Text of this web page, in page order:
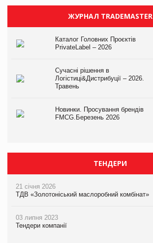
ЖУРНАЛ TRADEMASTER
Каталог Головних Проєктів
PrivateLabel – 2026
Сучасні рішення в
Логістиці&Дистрибуції – 2026.
Травень
Новинки. Просування брендів
FMCG.Березень 2026
ТЕНДЕРИ
21 січня 2026
ТДВ «Золотоніський маслоробний комбінат»
03 липня 2023
Тендери компанії